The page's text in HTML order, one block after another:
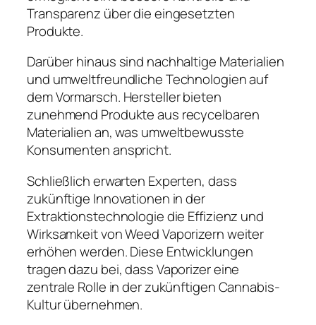
Transparenz über die eingesetzten
Produkte.
Darüber hinaus sind nachhaltige Materialien
und umweltfreundliche Technologien auf
dem Vormarsch. Hersteller bieten
zunehmend Produkte aus recycelbaren
Materialien an, was umweltbewusste
Konsumenten anspricht.
Schließlich erwarten Experten, dass
zukünftige Innovationen in der
Extraktionstechnologie die Effizienz und
Wirksamkeit von Weed Vaporizern weiter
erhöhen werden. Diese Entwicklungen
tragen dazu bei, dass Vaporizer eine
zentrale Rolle in der zukünftigen Cannabis-
Kultur übernehmen.